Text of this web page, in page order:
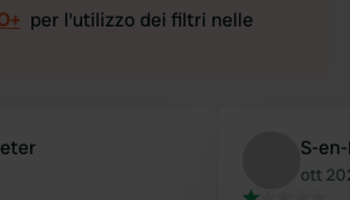
per l'utilizzo dei filtri nelle
S-
ott